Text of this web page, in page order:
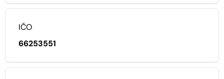
IČO
66253551